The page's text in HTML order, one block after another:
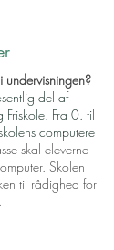
undervisningen?
del af
Fra 0. til
computere
skal eleverne
Skolen
til rådighed for